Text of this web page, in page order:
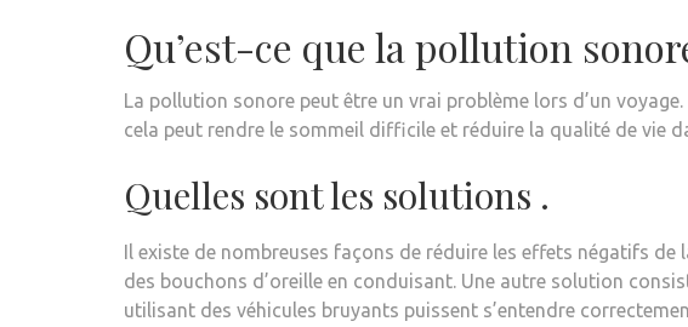
Qu’est-ce que la pollution
La pollution sonore peut être un vrai problème lors d’un
cela peut rendre le sommeil difficile et réduire la qualité de vie
Quelles sont les solutions .
Il existe de nombreuses façons de réduire les effets négatifs
des bouchons d’oreille en conduisant. Une autre solution
utilisant des véhicules bruyants puissent s’entendre